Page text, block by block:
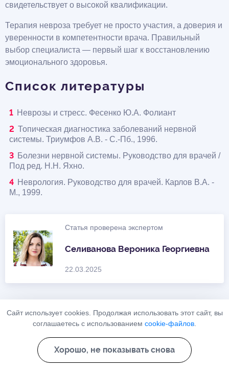
свидетельствует о высокой квалификации.
Терапия невроза требует не просто участия, а доверия и
уверенности в компетентности врача. Правильный
выбор специалиста — первый шаг к восстановлению
эмоционального здоровья.
Список литературы
Неврозы и стресс. Фесенко Ю.А. Фолиант
Топическая диагностика заболеваний нервной
системы. Триумфов А.В. - С.-Пб., 1996.
Болезни нервной системы. Руководство для врачей /
Под ред. Н.Н. Яхно.
Неврология. Руководство для врачей. Карлов В.А. -
М., 1999.
Статья проверена экспертом
Селиванова Вероника Георгиевна
22.03.2025
Расчитать стоимость
лечения
Сайт использует cookies. Продолжая использовать этот сайт, вы
соглашаетесь с использованием cookie-файлов
Хорошо, не показывать снова